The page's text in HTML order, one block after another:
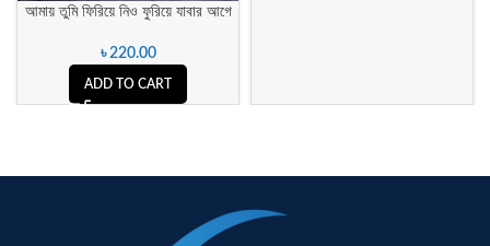
আমায় তুমি ফিরিয়ে নিও ফুরিয়ে যাবার আগে
৳220.00
ADD TO CART